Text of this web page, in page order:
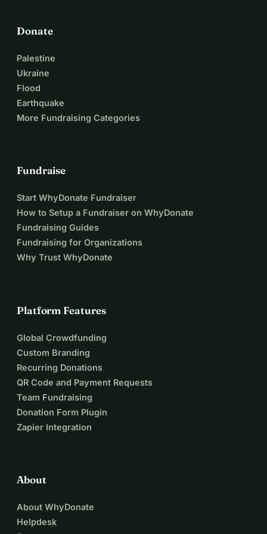
Donate
Palestine
Ukraine
Flood
Earthquake
More Fundraising Categories
Fundraise
Start WhyDonate Fundraiser
How to Setup a Fundraiser on WhyDonate
Fundraising Guides
Fundraising for Organizations
Why Trust WhyDonate
Platform Features
Global Crowdfunding
Custom Branding
Recurring Donations
QR Code and Payment Requests
Team Fundraising
Donation Form Plugin
Zapier Integration
About
About WhyDonate
Helpdesk